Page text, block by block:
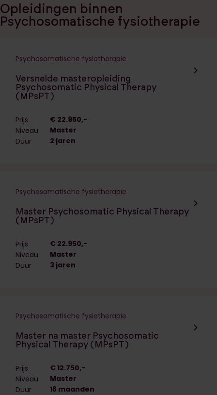
Opleidingen binnen
Psychosomatische fysiotherapie
Psychosomatische fysiotherapie
Versnelde masteropleiding
Psychosomatic Physical Therapy
(MPsPT)
Prijs
€ 22.950,-
Niveau
Master
Duur
2 jaren
Psychosomatische fysiotherapie
Master Psychosomatic Physical Therapy
(MPsPT)
Prijs
€ 22.950,-
Niveau
Master
Duur
3 jaren
Psychosomatische fysiotherapie
Master na master Psychosomatic
Physical Therapy (MPsPT)
Prijs
€ 12.750,-
Niveau
Master
Duur
18 maanden